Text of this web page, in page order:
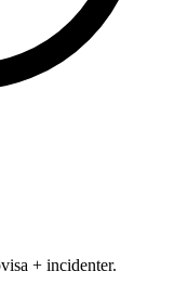
+ incidenter.